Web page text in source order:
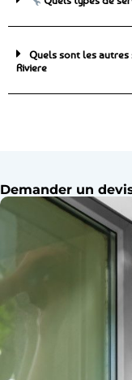
Quels sont les autres
Riviere
Demander un